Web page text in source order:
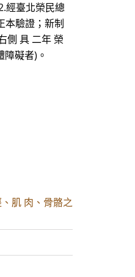
經臺北榮民總
本驗證；新制
側 具 二年 榮
礙者)。
肌 肉、骨骼之